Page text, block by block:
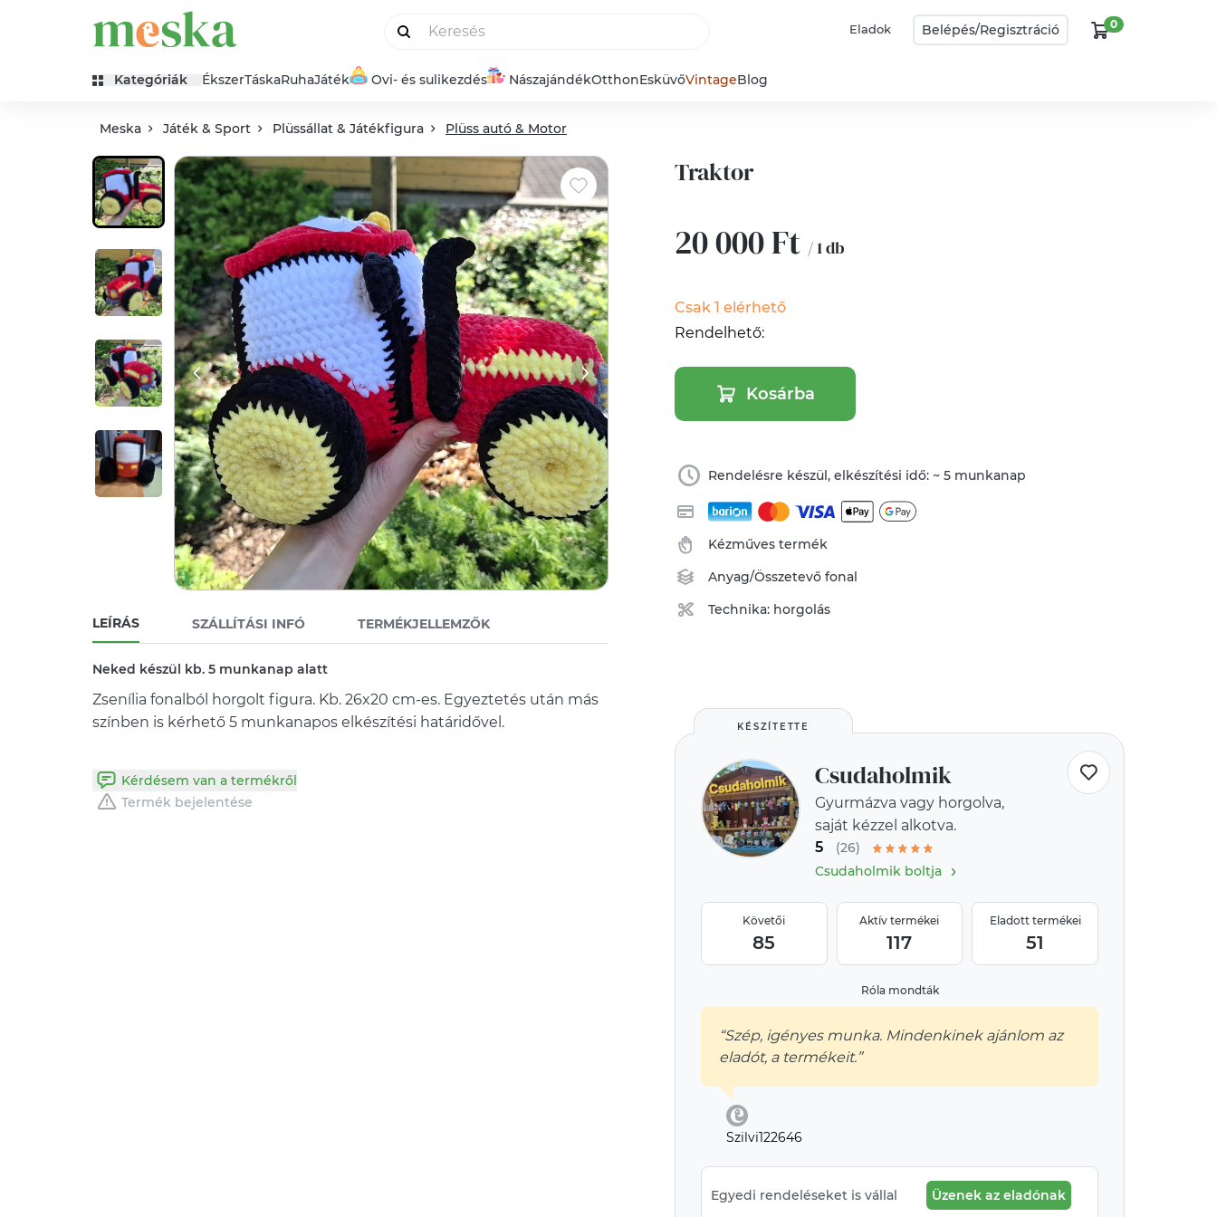
Eladok Belépés/Regisztráció 0
Kategóriák ÉkszerTáskaRuhaJáték Ovi- és sulikezdés NászajándékOtthonEsküvőVintageBlog
Meska Játék & Sport Plüssállat & Játékfigura Plüss autó & Motor
LEÍRÁS SZÁLLÍTÁSI INFÓ TERMÉKJELLEMZŐK
Neked készül kb. 5 munkanap alatt
Zsenília fonalból horgolt figura. Kb. 26x20 cm-es. Egyeztetés után más
színben is kérhető 5 munkanapos elkészítési határidővel.
Kérdésem van a termékről
Termék bejelentése
Traktor
20 000 Ft / 1 db
Csak 1 elérhető
Rendelhető:
Kosárba
Rendelésre készül, elkészítési idő: ~ 5 munkanap
Kézműves termék
Anyag/Összetevőfonal
Technika: horgolás
KÉSZÍTETTE
Csudaholmik
Gyurmázva vagy horgolva,
saját kézzel alkotva.
5
(26)
Csudaholmik boltja
›
Követői
85
Aktív termékei
117
Eladott termékei
51
Róla mondták
“Szép, igényes munka. Mindenkinek ajánlom az
eladót, a termékeit.”
Szilvi122646
Egyedi rendeléseket is vállal Üzenek az eladónak